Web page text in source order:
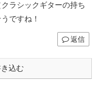
ラシックギターの持ち
ですね！
返信
込む